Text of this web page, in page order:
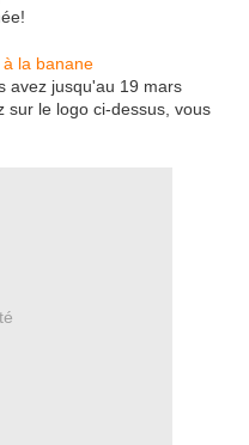
avez jusqu'au 19 mars
sur le logo ci-dessus, vous